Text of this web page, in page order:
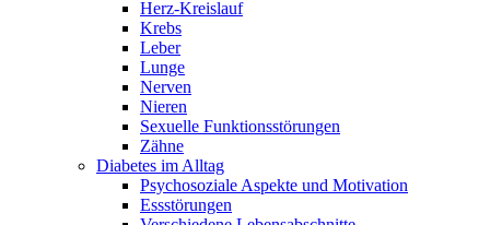
Herz-Kreislauf
Krebs
Leber
Lunge
Nerven
Nieren
Sexuelle Funktionsstörungen
Zähne
Diabetes im Alltag
Psychosoziale Aspekte und Motivation
Essstörungen